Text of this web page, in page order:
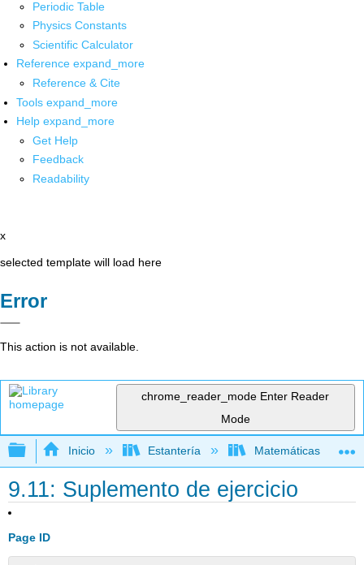
Periodic Table
Physics Constants
Scientific Calculator
Reference expand_more
Reference & Cite
Tools expand_more
Help expand_more
Get Help
Feedback
Readability
x
selected template will load here
Error
This action is not available.
chrome_reader_mode Enter Reader
Mode
Expandir/contraer jerarquía global
Inicio Estantería Matemáticas
9.11: Suplemento de ejercicio
Page ID